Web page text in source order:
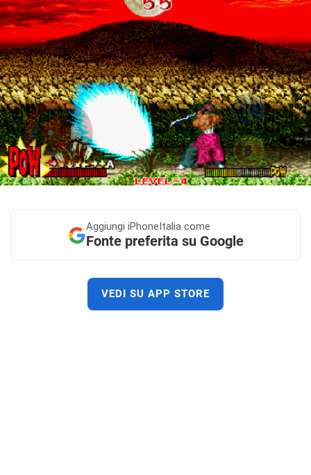
Aggiungi iPhoneItalia come
Fonte preferita su Google
VEDI SU APP STORE